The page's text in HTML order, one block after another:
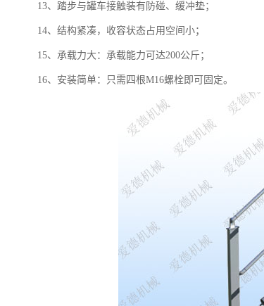
13、踏步与罐车接触装有防碰、缓冲垫；
14、结构紧凑，收容状态占用空间小；
15、承载力大：承载能力可达200公斤；
16、安装简单：只需四根M16螺栓即可固定。